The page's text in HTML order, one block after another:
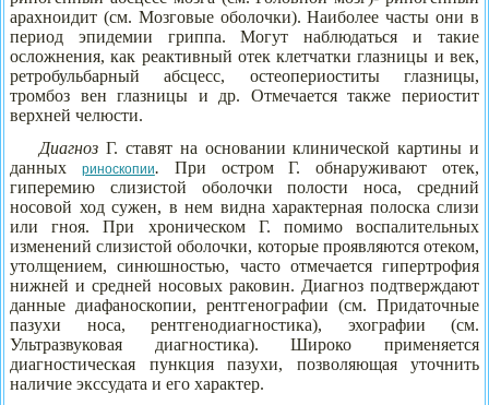
арахноидит (см. Мозговые оболочки). Наиболее часты они в
период эпидемии гриппа. Могут наблюдаться и такие
осложнения, как реактивный отек клетчатки глазницы и век,
ретробульбарный абсцесс, остеопериоститы глазницы,
тромбоз вен глазницы и др. Отмечается также периостит
верхней челюсти.
Диагноз Г. ставят на основании клинической картины и
данных
риноскопии. При остром Г. обнаруживают отек,
гиперемию слизистой оболочки полости носа, средний
носовой ход сужен, в нем видна характерная полоска слизи
или гноя. При хроническом Г. помимо воспалительных
изменений слизистой оболочки, которые проявляются отеком,
утолщением, синюшностью, часто отмечается гипертрофия
нижней и средней носовых раковин. Диагноз подтверждают
данные диафаноскопии, рентгенографии (см. Придаточные
пазухи носа, рентгенодиагностика), эхографии (см.
Ультразвуковая диагностика). Широко применяется
диагностическая пункция пазухи, позволяющая уточнить
наличие экссудата и его характер.